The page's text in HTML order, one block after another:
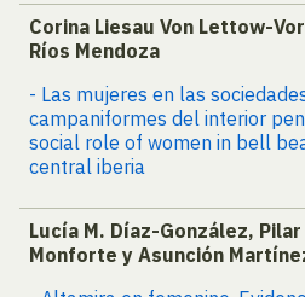
Corina Liesau Von Lettow-
Ríos Mendoza
- Las mujeres en las
campaniformes del interior
social role of women in bell
central iberia
Lucía M. Díaz-González, Pilar
Monforte y Asunción